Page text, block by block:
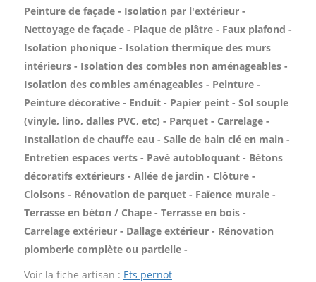
Peinture de façade - Isolation par l'extérieur -
Nettoyage de façade - Plaque de plâtre - Faux plafond -
Isolation phonique - Isolation thermique des murs
intérieurs - Isolation des combles non aménageables -
Isolation des combles aménageables - Peinture -
Peinture décorative - Enduit - Papier peint - Sol souple
(vinyle, lino, dalles PVC, etc) - Parquet - Carrelage -
Installation de chauffe eau - Salle de bain clé en main -
Entretien espaces verts - Pavé autobloquant - Bétons
décoratifs extérieurs - Allée de jardin - Clôture -
Cloisons - Rénovation de parquet - Faïence murale -
Terrasse en béton / Chape - Terrasse en bois -
Carrelage extérieur - Dallage extérieur - Rénovation
plomberie complète ou partielle -
Voir la fiche artisan : Ets pernot